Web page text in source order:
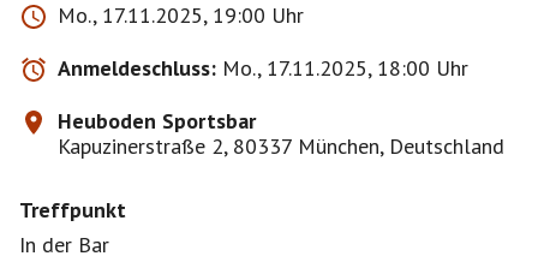
Es gibt mittlerweile eine Stammgruppe. Bitte habt
Verständnis dass ich zuerst Leute bestätige, die
regelmäßig und seit Monaten dabei sind.
Dies ist eine private Veranstaltung und jeder ist für
seine Gesundheit und seine Habseeligkeiten selbst
Mit der Teilnahme am Event verzichtet man auf
Schadenansprüche mir gegenüber.
Mo., 17.11.2025, 19:00 Uhr
Anmeldeschluss: Mo., 17.11.2025, 18:00 Uhr
Heuboden Sportsbar
Kapuzinerstraße 2, 80337 München, Deutschland
Treffpunkt
In der Bar